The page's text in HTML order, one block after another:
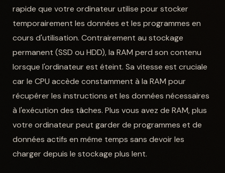
rapide que votre ordinateur utilise pour stocker
temporairement les données et les programmes en
cours d'utilisation. Contrairement au stockage
permanent (SSD ou HDD), la RAM perd son contenu
lorsque l'ordinateur est éteint. Sa vitesse est cruciale
car le CPU accède constamment à la RAM pour
récupérer les instructions et les données nécessaires
à l'exécution des tâches. Plus vous avez de RAM, plus
votre ordinateur peut garder de programmes et de
données actifs en même temps sans devoir les
charger depuis le stockage plus lent.